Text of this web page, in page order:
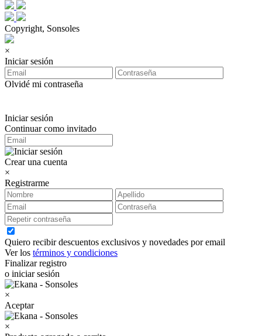
Copyright, Sonsoles
×
Iniciar sesión
Olvidé mi contraseña
Iniciar sesión
Continuar como invitado
Crear una cuenta
×
Registrarme
Quiero recibir descuentos exclusivos y novedades por email
Ver los términos y condiciones
Finalizar registro
o iniciar sesión
×
Aceptar
×